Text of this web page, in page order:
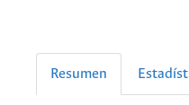
Resumen